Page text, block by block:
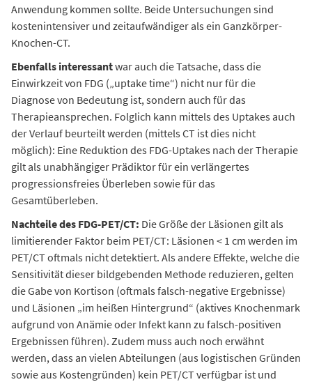
Anwendung kommen sollte. Beide Untersuchungen sind
kostenintensiver und zeitaufwändiger als ein Ganzkörper-
Knochen-CT.
Ebenfalls interessantwar auch die Tatsache, dass die
Einwirkzeit von FDG („uptake time“) nicht nur für die
Diagnose von Bedeutung ist, sondern auch für das
Therapieansprechen. Folglich kann mittels des Uptakes auch
der Verlauf beurteilt werden (mittels CT ist dies nicht
möglich): Eine Reduktion des FDG-Uptakes nach der Therapie
gilt als unabhängiger Prädiktor für ein verlängertes
progressionsfreies Überleben sowie für das
Gesamtüberleben.
Nachteile des FDG-PET/CT: Die Größe der Läsionen gilt als
limitierender Faktor beim PET/CT: Läsionen < 1 cm werden im
PET/CT oftmals nicht detektiert. Als andere Effekte, welche die
Sensitivität dieser bildgebenden Methode reduzieren, gelten
die Gabe von Kortison (oftmals falsch-negative Ergebnisse)
und Läsionen „im heißen Hintergrund“ (aktives Knochenmark
aufgrund von Anämie oder Infekt kann zu falsch-positiven
Ergebnissen führen). Zudem muss auch noch erwähnt
werden, dass an vielen Abteilungen (aus logistischen Gründen
sowie aus Kostengründen) kein PET/CT verfügbar ist und